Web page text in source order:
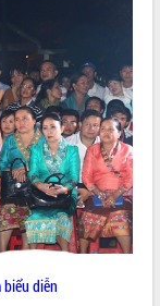
diễn